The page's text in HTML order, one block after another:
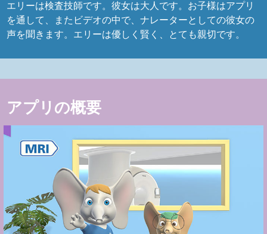
エリーは検査技師です。彼女は大人です。お子様はアプリ
を通して、またビデオの中で、ナレーターとしての彼女の
声を聞きます。エリーは優しく賢く、とても親切です。
アプリの概要